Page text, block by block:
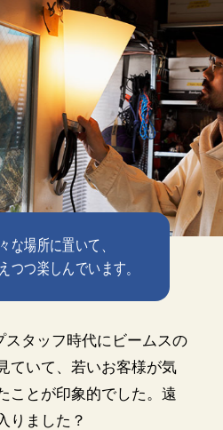
な場所に置いて、
つつ楽しんでいます。
スタッフ時代にビームスの
ていて、若いお客様が気
ことが印象的でした。遠
りました？